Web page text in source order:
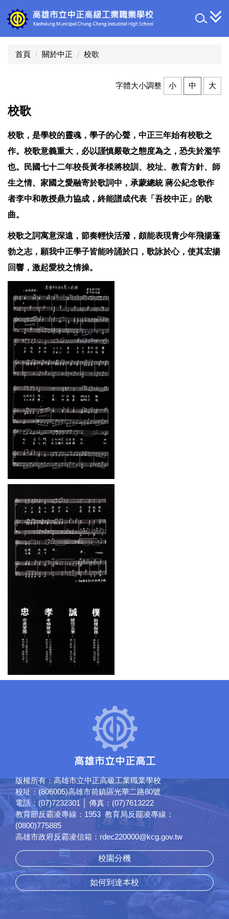
到
主
首頁 關於中正 校歌
字體大小調整 小 中 大
校歌
校歌，是學校的靈魂，學子的心聲，中正三年始有校歌之
作。校歌意義重大，必以謹慎嚴敬之態度為之，恐失於濫竽
也。民國七十二年校長黃孝棪將校訓、校址、教育方針、師
生之情、家國之愛融寄於歌詞中，承蒙總統 蔣公紀念歌作
者李中和教授鼎力協成，終能譜成代表「吾校中正」的歌
曲。
校歌之詞寓意深遠，節奏輕快活潑，頗能表現青少年飛揚蓬
勃之志，願我中正學子皆能吟誦於口，歌詠於心，使其宏揚
回響，激起愛校之情操。
版權所有：高雄市立中正高級工業職業學校
校址：(806005)高雄市前鎮區光華二路80號
電話：(07)7232301 │ 傳真：(07)7613222
教育部反霸凌專線：1953 教育局反罷凌專線：
(0800)775885
高雄市政府反霸凌信箱：rdec220000@kcg.gov.tw
校園分機
如何到達本校